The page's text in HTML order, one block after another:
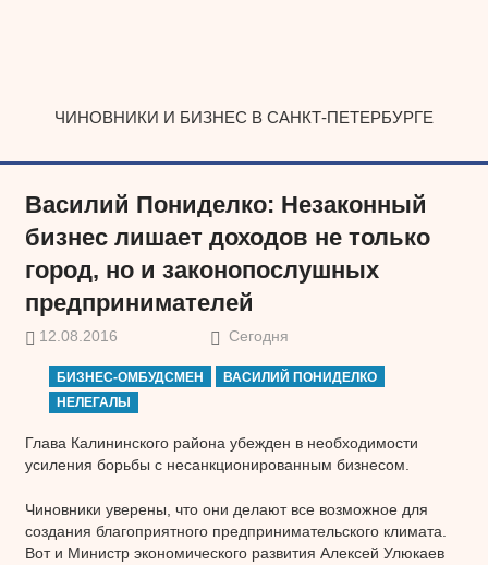
ЧИНОВНИКИ И БИЗНЕС В САНКТ-ПЕТЕРБУРГЕ
Василий Пониделко: Незаконный
бизнес лишает доходов не только
город, но и законопослушных
предпринимателей
12.08.2016 Сегодня
БИЗНЕС-ОМБУДСМЕН
ВАСИЛИЙ ПОНИДЕЛКО
НЕЛЕГАЛЫ
Глава Калининского района убежден в необходимости
усиления борьбы с несанкционированным бизнесом.
Чиновники уверены, что они делают все возможное для
создания благоприятного предпринимательского климата.
Вот и Министр экономического развития Алексей Улюкаев